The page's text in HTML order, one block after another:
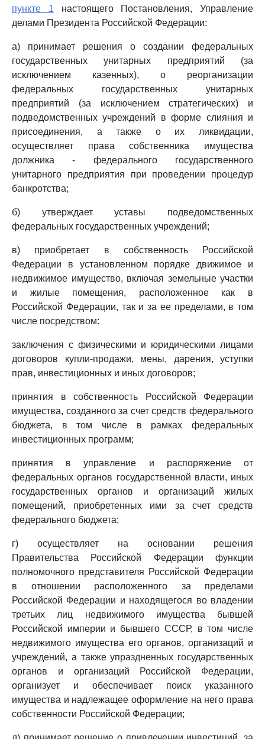
пункте 1 настоящего Постановления, Управление
делами Президента Российской Федерации:
а) принимает решения о создании федеральных
государственных унитарных предприятий (за
исключением казенных), о реорганизации
федеральных государственных унитарных
предприятий (за исключением стратегических) и
подведомственных учреждений в форме слияния и
присоединения, а также о их ликвидации,
осуществляет права собственника имущества
должника - федерального государственного
унитарного предприятия при проведении процедур
банкротства;
б) утверждает уставы подведомственных
федеральных государственных учреждений;
в) приобретает в собственность Российской
Федерации в установленном порядке движимое и
недвижимое имущество, включая земельные участки
и жилые помещения, расположенное как в
Российской Федерации, так и за ее пределами, в том
числе посредством:
заключения с физическими и юридическими лицами
договоров купли-продажи, мены, дарения, уступки
прав, инвестиционных и иных договоров;
принятия в собственность Российской Федерации
имущества, созданного за счет средств федерального
бюджета, в том числе в рамках федеральных
инвестиционных программ;
принятия в управление и распоряжение от
федеральных органов государственной власти, иных
государственных органов и организаций жилых
помещений, приобретенных ими за счет средств
федерального бюджета;
г) осуществляет на основании решения
Правительства Российской Федерации функции
полномочного представителя Российской Федерации
в отношении расположенного за пределами
Российской Федерации и находящегося во владении
третьих лиц недвижимого имущества бывшей
Российской империи и бывшего СССР, в том числе
недвижимого имущества его органов, организаций и
учреждений, а также упраздненных государственных
органов и организаций Российской Федерации,
организует и обеспечивает поиск указанного
имущества и надлежащее оформление на него права
собственности Российской Федерации;